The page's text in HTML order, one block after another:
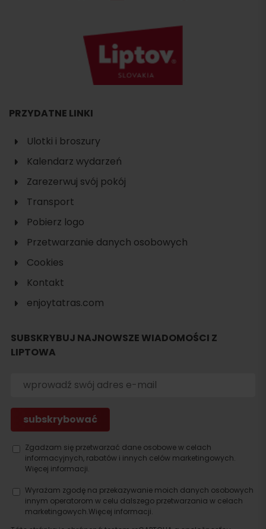
Szukaj
PRZYDATNE LINKI
Ulotki i broszury
Kalendarz wydarzeń
Zarezerwuj svój pokój
Transport
Pobierz logo
Przetwarzanie danych osobowych
Cookies
Kontakt
enjoytatras.com
SUBSKRYBUJ NAJNOWSZE WIADOMOŚCI Z
LIPTOWA
Zgadzam się przetwarzać dane osobowe w celach
informacyjnych, rabatów i innych celów marketingowych.
Więcej informacji.
Wyrażam zgodę na przekazywanie moich danych osobowych
innym operatorom w celu dalszego przetwarzania w celach
marketingowych.Więcej informacji.